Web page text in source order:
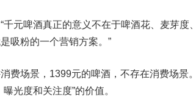
啤酒真正的意义不在于啤酒花、麦芽度、
吸粉的一个营销方案。”
场景，1399元的啤酒，不存在消费场景。
光度和关注度”的价值。